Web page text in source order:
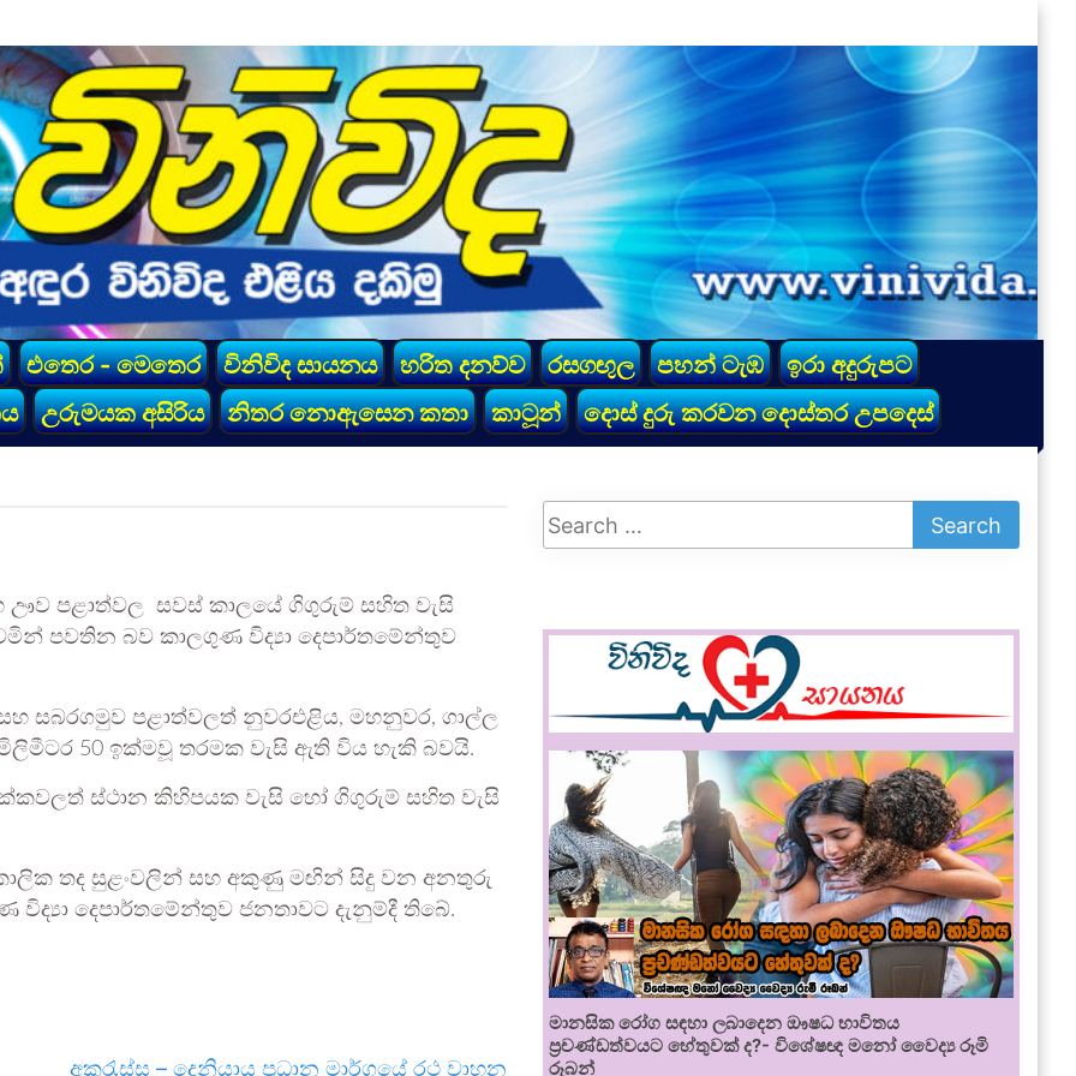
එතෙර - මෙතෙර විනිවිද සායනය හරිත දනව්ව රසගඟුල පහන් ටැඹ
ඉරා අදුරුපට
උරුමයක අසිරිය නිතර නොඇසෙන කතා කාටූන් දොස් දුරු කරවන දොස්තර උපදෙස්
ඌව පළාත්වල සවස් කාලයේ ගිගුරුම් සහිත වැසි
පවතින බව කාලගුණ විද්‍යා දෙපාර්තමේන්තුව
සබරගමුව පළාත්වලත් නුවරඑළිය, මහනුවර, ගාල්ල
50 ඉක්මවූ තරමක වැසි ඇති විය හැකි බවයි.
ස්ථාන කිහිපයක වැසි හෝ ගිගුරුම් සහිත වැසි
තද සුළංවලින් සහ අකුණු මඟින් සිදු වන අනතුරු
දෙපාර්තමේන්තුව ජනතාවට දැනුම්දී තිබේ.
අකුරැස්ස – දෙනියාය ප්‍රධාන මාර්ගයේ රථ වාහන
මානසික රෝග සඳහා ලබාදෙන ඖෂධ භාවිතය
ප්‍රචණ්ඩත්වයට හේතුවක් ද?- විශේෂඥ මනෝ වෛද්‍ය රූමි
රූබන්